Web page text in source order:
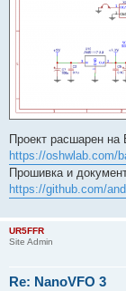
Проект расшарен на
https://oshwlab.com/
Прошивка и
https://github.com/
UR5FFR
Site Admin
Re: NanoVFO 3